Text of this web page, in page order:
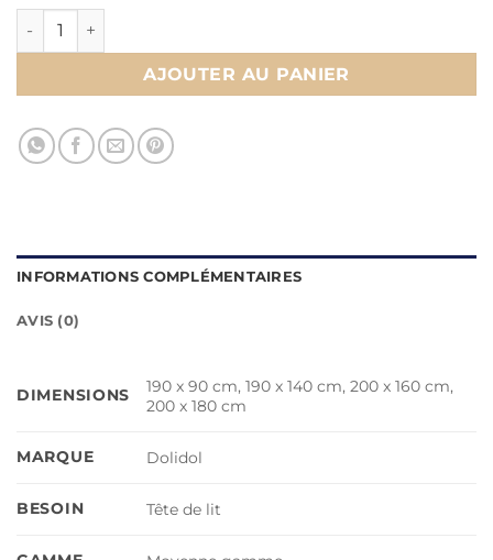
quantité de Tête de lit DOLIDOL CAPRI
AJOUTER AU PANIER
INFORMATIONS COMPLÉMENTAIRES
AVIS (0)
DIMENSIONS
190 x 90 cm, 190 x 140 cm, 200 x 160 cm,
200 x 180 cm
MARQUE Dolidol
BESOIN Tête de lit